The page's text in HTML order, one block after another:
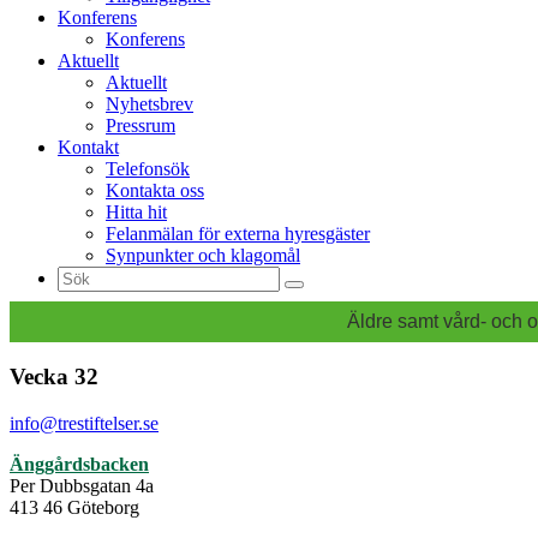
Konferens
Konferens
Aktuellt
Aktuellt
Nyhetsbrev
Pressrum
Kontakt
Telefonsök
Kontakta oss
Hitta hit
Felanmälan för externa hyresgäster
Synpunkter och klagomål
Sök
efter:
Äldre samt vård- och
Vecka 32
info@trestiftelser.se
Änggårdsbacken
Per Dubbsgatan 4a
413 46 Göteborg